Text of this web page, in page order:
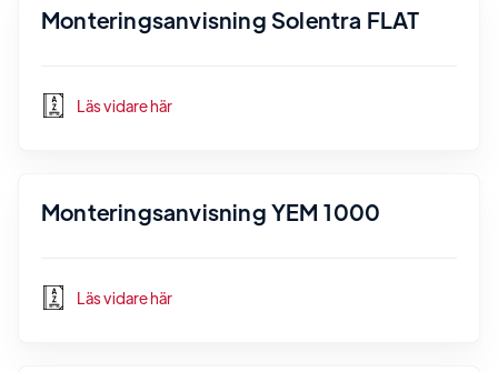
Monteringsanvisning Solentra FLAT
Läs vidare här
Monteringsanvisning YEM 1000
Läs vidare här